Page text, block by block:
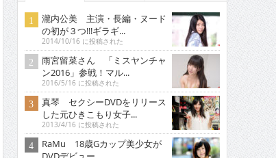
瀧内公美 主演・長編・ヌード
の初が３つ!!!ギラギ...
2014/10/16 に投稿された
雨宮留菜さん 「ミスヤンチャ
ン2016」参戦！マル...
2016/5/16 に投稿された
真琴 セクシーDVDをリリース
した元ひきこもり女子...
2013/4/16 に投稿された
RaMu 18歳Gカップ美少女が